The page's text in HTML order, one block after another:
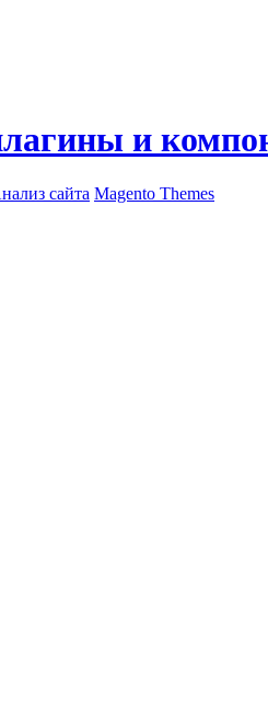
и
сайта Magento Themes